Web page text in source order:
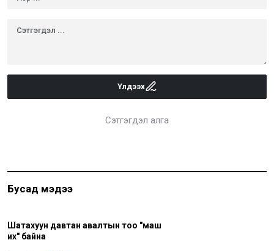
Үлдээх
Сэтгэгдэл алга
Бусад мэдээ
Шатахуун давтан авалтын тоо "маш
их" байна